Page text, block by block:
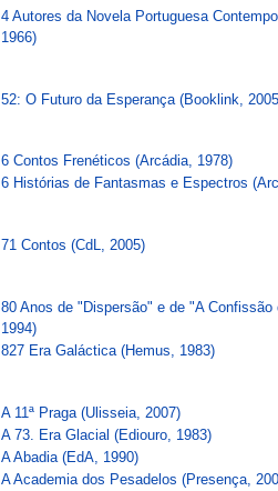
4 Autores da Novela Portuguesa
1966)
52: O Futuro da Esperança (Booklink,
6 Contos Frenéticos (Arcádia, 1978)
6 Histórias de Fantasmas e Espectros
71 Contos (CdL, 2005)
80 Anos de "Dispersão" e de "A Confissão
1994)
827 Era Galáctica (Hemus, 1983)
A 11ª Praga (Ulisseia, 2007)
A 73. Era Glacial (Ediouro, 1983)
A Abadia (EdA, 1990)
A Academia dos Pesadelos (Presença,